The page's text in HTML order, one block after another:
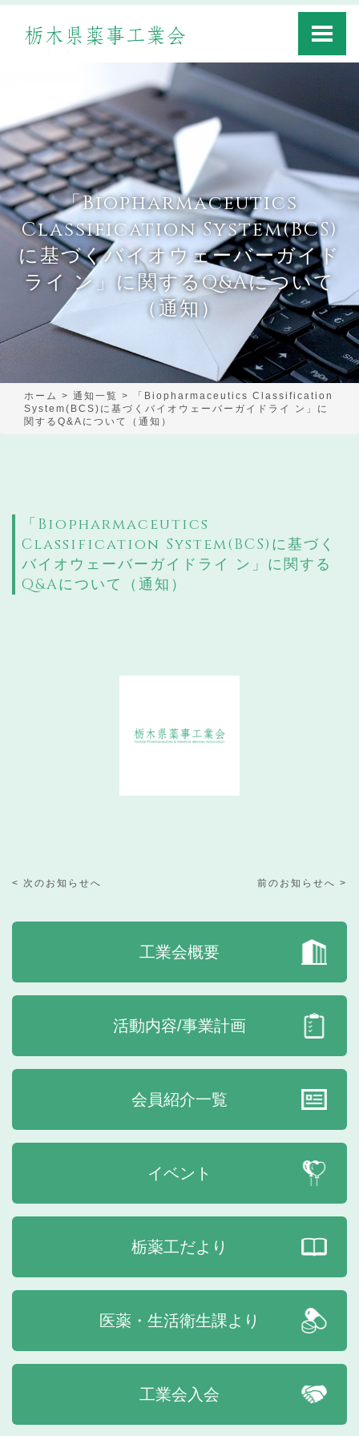
Toggle
「Biopharmaceutics
Classification System(BCS)
に基づくバイオウェーバーガイド
ライ ン」に関するQ&Aについて
（通知）
ホーム > 通知一覧 >
「Biopharmaceutics Classification
System(BCS)に基づくバイオウェーバーガイドライ ン」に
関するQ&Aについて（通知）
「Biopharmaceutics
Classification System(BCS)に基づく
バイオウェーバーガイドライ ン」に関する
Q&Aについて（通知）
< 次のお知らせへ 前のお知らせへ >
工業会概要
活動内容/事業計画
会員紹介一覧
イベント
栃薬工だより
医薬・生活衛生課より
工業会入会